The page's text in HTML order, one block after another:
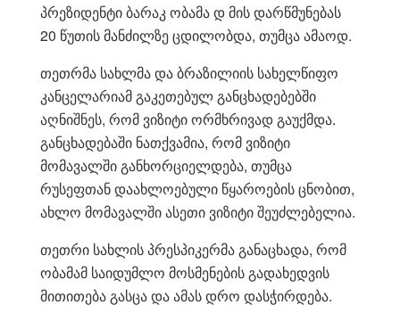
პრეზიდენტი ბარაკ ობამა დ მის დარწმუნებას
20 წუთის მანძილზე ცდილობდა, თუმცა ამაოდ.
თეთრმა სახლმა და ბრაზილიის სახელწიფო
კანცელარიამ გაკეთებულ განცხადებებში
აღნიშნეს, რომ ვიზიტი ორმხრივად გაუქმდა.
განცხადებაში ნათქვამია, რომ ვიზიტი
მომავალში განხორციელდება, თუმცა
რუსეფთან დაახლოებული წყაროების ცნობით,
ახლო მომავალში ასეთი ვიზიტი შეუძლებელია.
თეთრი სახლის პრესპიკერმა განაცხადა, რომ
ობამამ საიდუმლო მოსმენების გადახედვის
მითითება გასცა და ამას დრო დასჭირდება.